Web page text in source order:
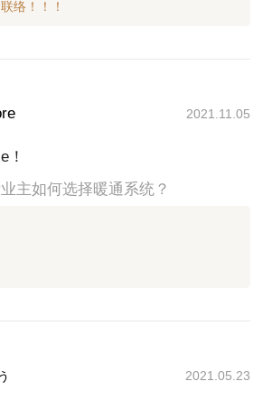
2021.11.05
！
主如何选择暖通系统？
2021.05.23